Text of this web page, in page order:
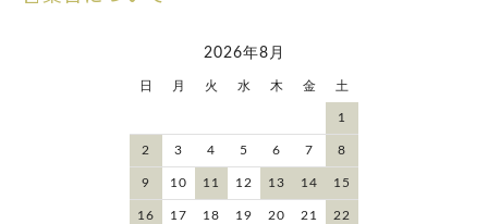
2026年8月
日 月 火 水 木 金 土
1
2 3 4 5 6 7 8
9 10 11 12 13 14 15
16 17 18 19 20 21 22